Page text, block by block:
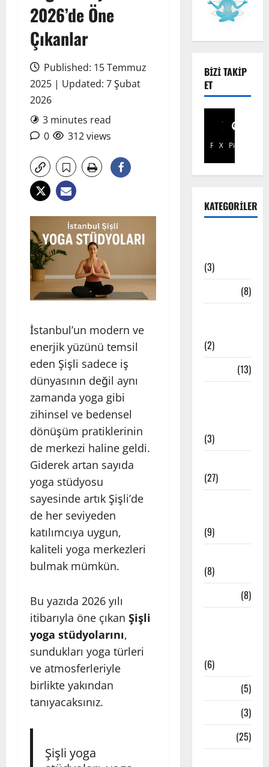
2026’de Öne
Çıkanlar
Published: 15 Temmuz
2025 | Updated: 7 Şubat
2026
3 minutes read
0
312 views
İstanbul’un modern ve
enerjik yüzünü temsil
eden Şişli sadece iş
dünyasının değil aynı
zamanda yoga gibi
zihinsel ve bedensel
dönüşüm pratiklerinin
de merkezi haline geldi.
Giderek artan sayıda
yoga stüdyosu
sayesinde artık Şişli’de
de her seviyeden
katılımcıya uygun,
kaliteli yoga merkezleri
bulmak mümkün.
Bu yazıda 2026 yılı
itibarıyla öne çıkan Şişli
yoga stüdyolarını,
sundukları yoga türleri
ve atmosferleriyle
birlikte yakından
tanıyacaksınız.
Şişli yoga
BIZI TAKIP
ET
Facebook
X Pinterest
KATEGORILER
(3)
(8)
(2)
(13)
(3)
(27)
(9)
(8)
(8)
(6)
(5)
(3)
(25)